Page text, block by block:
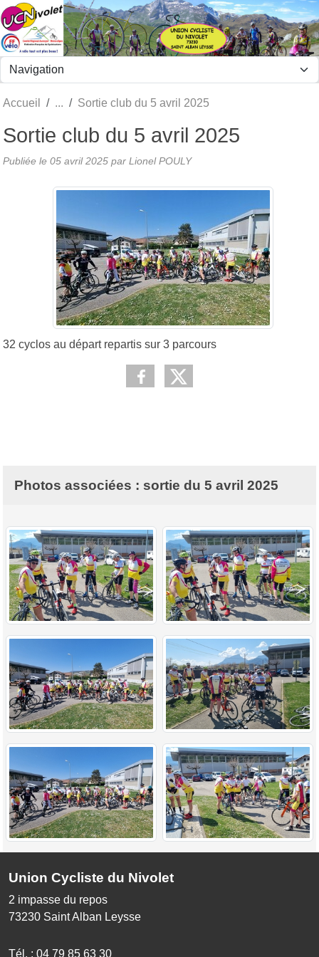
Accueil Sortie club du 5 avril 2025
Sortie club du 5 avril 2025
Publiée le 05 avril 2025 par Lionel POULY
32 cyclos au départ repartis sur 3 parcours
Photos associées : sortie du 5 avril 2025
Union Cycliste du Nivolet
2 impasse du repos
73230 Saint Alban Leysse
Tél. : 04 79 85 63 30
Panneau de gestion des cookies